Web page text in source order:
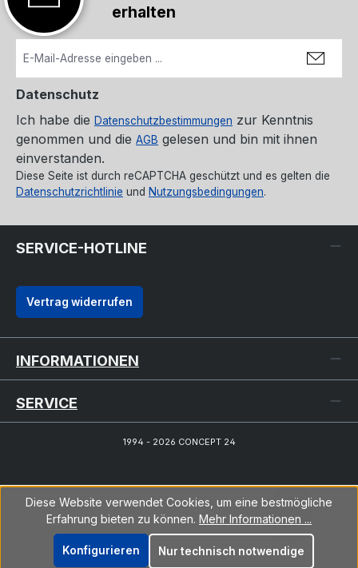
erhalten
Datenschutz
Ich habe die Datenschutzbestimmungen zur Kenntnis
genommen und die AGB gelesen und bin mit ihnen
einverstanden.
Diese Seite ist durch reCAPTCHA geschützt und es gelten die
Datenschutzrichtlinie und Nutzungsbedingungen.
SERVICE-HOTLINE
Vertrag widerrufen
INFORMATIONEN
SERVICE
1994 - 2026 CONCEPT 24
Diese Website verwendet Cookies, um eine bestmögliche
Erfahrung bieten zu können. Mehr Informationen ...
Nur technisch notwendige
Konfigurieren